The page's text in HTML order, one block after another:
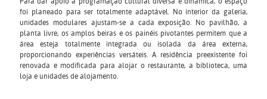
foi planeado para ser totalmente adaptável. No interior da galeria,
unidades modulares ajustam-se a cada exposição. No pavilhão, a
planta livre, os amplos beiras e os painéis pivotantes permitem que a
área esteja totalmente integrada ou isolada da área externa,
proporcionando experiências versáteis. A residência preexistente foi
renovada e modificada para alojar o restaurante, a biblioteca, uma
loja e unidades de alojamento.